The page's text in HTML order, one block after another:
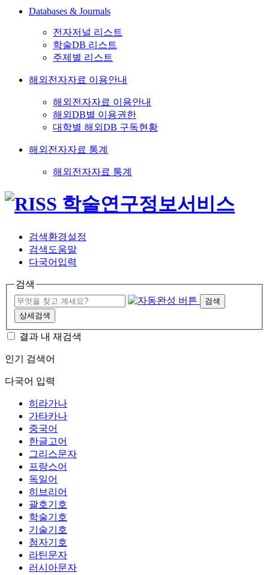
Databases & Journals
전자저널 리스트
학술DB 리스트
주제별 리스트
해외전자자료 이용안내
해외전자자료 이용안내
해외DB별 이용권한
대학별 해외DB 구독현황
해외전자자료 통계
해외전자자료 통계
검색환경설정
검색도움말
다국어입력
검색
검색
상세검색
결과 내 재검색
인기 검색어
다국어 입력
히라가나
가타카나
중국어
한글고어
그리스문자
프랑스어
독일어
히브리어
괄호기호
학술기호
기술기호
첨자기호
라틴문자
러시아문자